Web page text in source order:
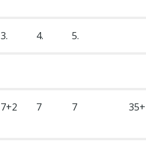
3. 4. 5.
7+2 7 7